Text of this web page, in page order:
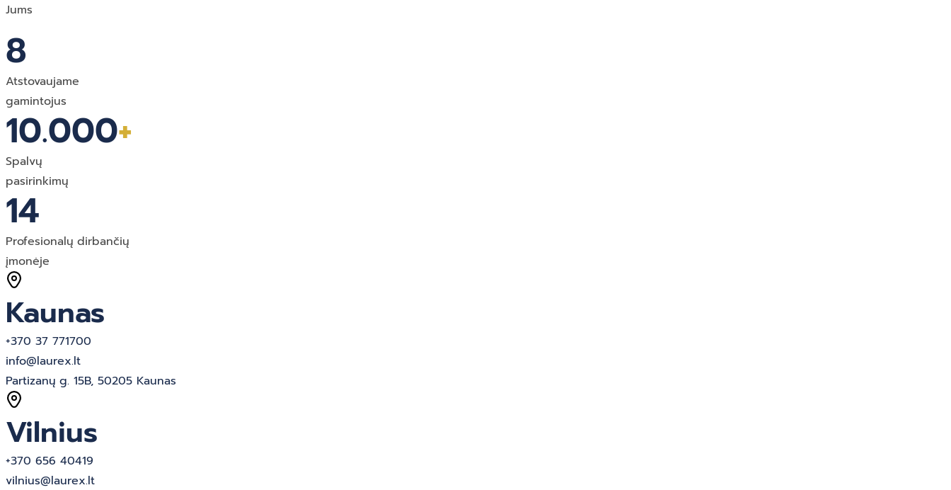
Jums
8
Atstovaujame
gamintojus
10.000+
Spalvų
pasirinkimų
14
Profesionalų dirbančių
įmonėje
Kaunas
+370 37 771700
info@laurex.lt
Partizanų g. 15B, 50205 Kaunas
Vilnius
+370 656 40419
vilnius@laurex.lt